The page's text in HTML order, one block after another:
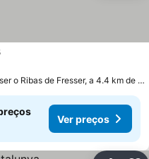
Ver preços
o Ribas de Fresser, a 4.4 km de
Ver preços